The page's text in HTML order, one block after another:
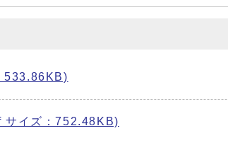
533.86KB)
サイズ：752.48KB)